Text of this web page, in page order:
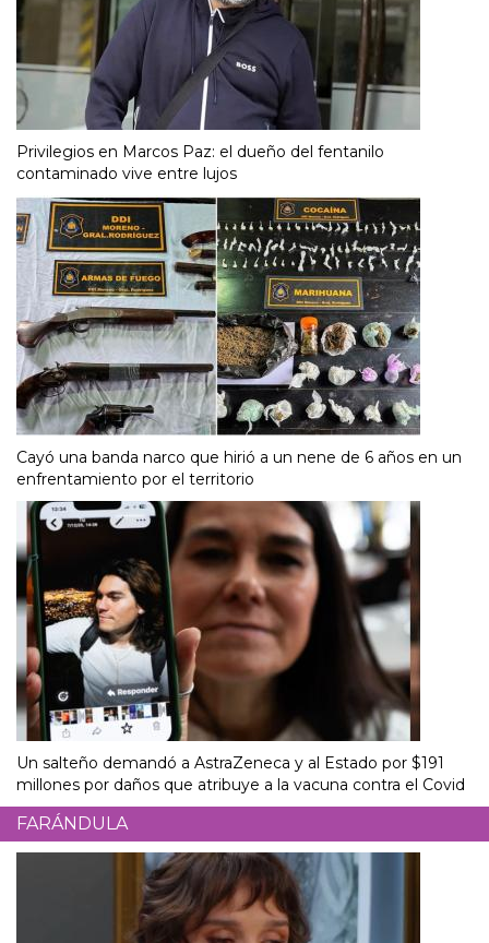
Privilegios en Marcos Paz: el dueño del fentanilo
contaminado vive entre lujos
Cayó una banda narco que hirió a un nene de 6 años en un
enfrentamiento por el territorio
Un salteño demandó a AstraZeneca y al Estado por $191
millones por daños que atribuye a la vacuna contra el Covid
FARÁNDULA